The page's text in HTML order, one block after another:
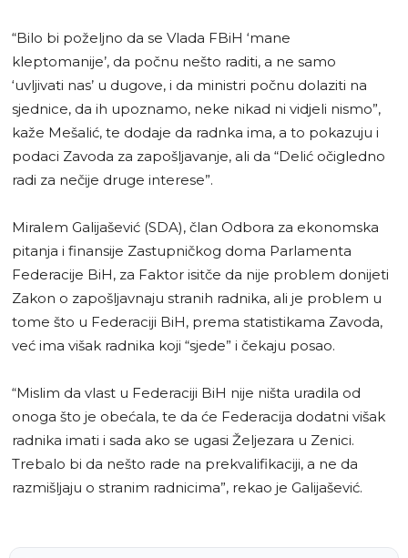
“Bilo bi poželjno da se Vlada FBiH ‘mane
kleptomanije’, da počnu nešto raditi, a ne samo
‘uvljivati nas’ u dugove, i da ministri počnu dolaziti na
sjednice, da ih upoznamo, neke nikad ni vidjeli nismo”,
kaže Mešalić, te dodaje da radnka ima, a to pokazuju i
podaci Zavoda za zapošljavanje, ali da “Delić očigledno
radi za nečije druge interese”.
Miralem Galijašević (SDA), član Odbora za ekonomska
pitanja i finansije Zastupničkog doma Parlamenta
Federacije BiH, za Faktor isitče da nije problem donijeti
Zakon o zapošljavnaju stranih radnika, ali je problem u
tome što u Federaciji BiH, prema statistikama Zavoda,
već ima višak radnika koji “sjede” i čekaju posao.
“Mislim da vlast u Federaciji BiH nije ništa uradila od
onoga što je obećala, te da će Federacija dodatni višak
radnika imati i sada ako se ugasi Željezara u Zenici.
Trebalo bi da nešto rade na prekvalifikaciji, a ne da
razmišljaju o stranim radnicima”, rekao je Galijašević.